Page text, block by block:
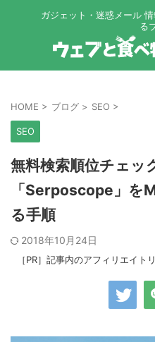
ガジェット・迷惑メール
る
HOME > ブログ > SEO >
SEO
無料検索順位チェッ
「Serposcope」を
る手順
2018年10月24日
［PR］記事内のアフィリエイ